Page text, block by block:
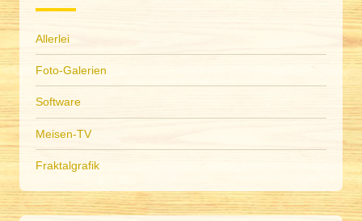
Allerlei
Foto-Galerien
Software
Meisen-TV
Fraktalgrafik